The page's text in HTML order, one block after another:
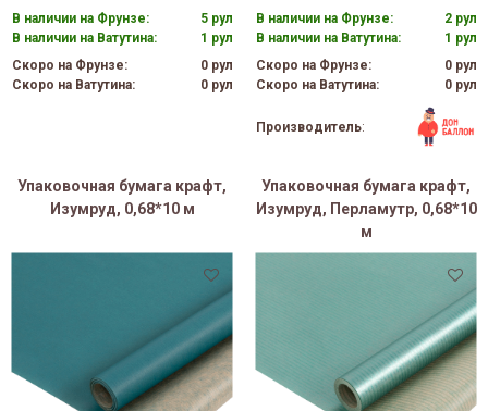
В наличии на Фрунзе:
5 рул
В наличии на Ватутина:
1 рул
Скоро на Фрунзе:
0 рул
Скоро на Ватутина:
0 рул
В наличии на Фрунзе:
2 рул
В наличии на Ватутина:
1 рул
Скоро на Фрунзе:
0 рул
Скоро на Ватутина:
0 рул
Производитель:
Упаковочная бумага крафт,
Изумруд, 0,68*10 м
Упаковочная бумага крафт,
Изумруд, Перламутр, 0,68*10
м